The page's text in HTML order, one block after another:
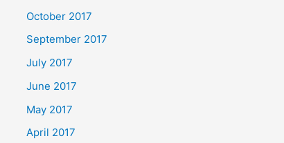
October 2017
September 2017
July 2017
June 2017
May 2017
April 2017